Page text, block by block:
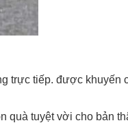
trực tiếp. được khuyến
quà tuyệt vời cho bản